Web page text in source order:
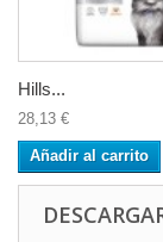
Hills...
28,13 €
Añadir al carrito